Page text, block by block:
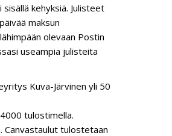
kehyksiä. Julisteet
maksun
olevaan Postin
useampia julisteita
Kuva-Järvinen yli 50
tulostimella.
Canvastaulut tulostetaan